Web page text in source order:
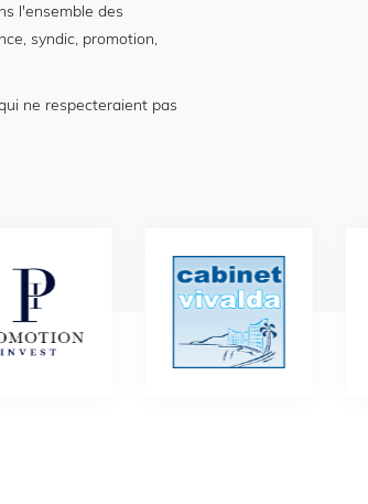
l'ensemble des
syndic, promotion,
ne respecteraient pas